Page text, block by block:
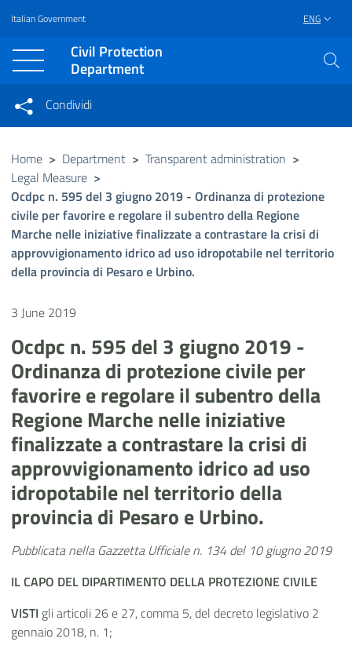
Vai al contenuto principale
Raggiungi il piè di pagina
Italian Government ENG
Civil Protection
Department
Condividi su Facebook
Condividi su Twitter
Condividi
Condividi sui social network
Home > Department > Transparent administration >
Legal Measure >
Ocdpc n. 595 del 3 giugno 2019 - Ordinanza di protezione
civile per favorire e regolare il subentro della Regione
Marche nelle iniziative finalizzate a contrastare la crisi di
approvvigionamento idrico ad uso idropotabile nel territorio
della provincia di Pesaro e Urbino.
3 June 2019
Ocdpc n. 595 del 3 giugno 2019 -
Ordinanza di protezione civile per
favorire e regolare il subentro della
Regione Marche nelle iniziative
finalizzate a contrastare la crisi di
approvvigionamento idrico ad uso
idropotabile nel territorio della
provincia di Pesaro e Urbino.
Pubblicata nella Gazzetta Ufficiale n. 134 del 10 giugno 2019
IL CAPO DEL DIPARTIMENTO DELLA PROTEZIONE CIVILE
VISTI gli articoli 26 e 27, comma 5, del decreto legislativo 2
gennaio 2018, n. 1;